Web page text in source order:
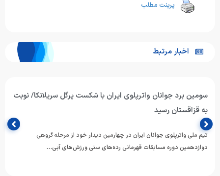
پرینت مطلب
اخبار مرتبط
واترپلوی جوانان ایران از سد میزبان گذشت/ پیروزی ارزشمند
برابر تایلند؛ چشم به نبرد با هنگ‌کنگ
تیم ملی واترپلوی جوانان ایران در دومین دیدار خود از رقابت‌های
دوره مسابقات رده‌های سنی قهرمانی ورزش‌های آبی آسیا،…